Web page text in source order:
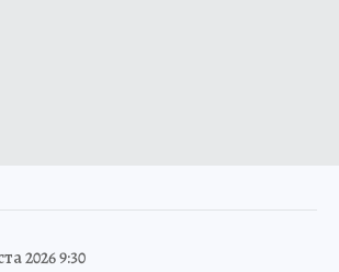
2026 9:30